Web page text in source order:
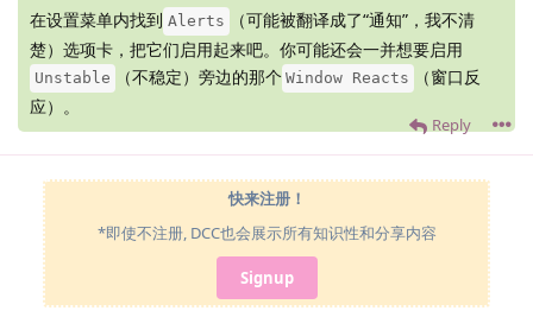
Reply
在设置菜单内找到 Alerts
（可能被翻译成了“通知”，我不清
楚）选项卡，把它们启用起来吧。你可能还会一并想要启用
Unstable （不稳定）旁边的那个 Window Reacts
（窗口反
应）。
快来注册！
*即使不注册, DCC也会展示所有知识性和分享内容
Signup